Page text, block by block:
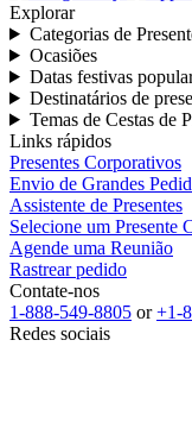
Explorar
Categorias de
Ocasiões
Datas festivas
Destinatários de
Temas de Cestas de
Links rápidos
Presentes Corporativos
Envio de Grandes
Assistente de Presentes
Selecione um Presente
Agende uma Reunião
Rastrear pedido
Contate-nos
1-888-549-8805 or+1-
Redes sociais